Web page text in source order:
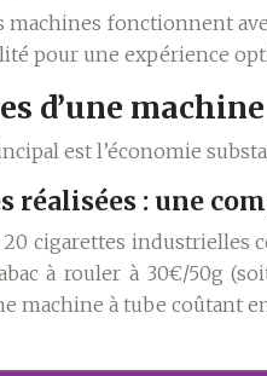
machines fonctionnent
pour une expérience
d’une
est l’économie
réalisées : une
cigarettes industrielles
à rouler à 30€/50g
machine à tube coûtant